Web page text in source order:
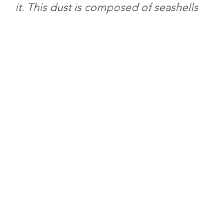
it. This dust is composed of seashells